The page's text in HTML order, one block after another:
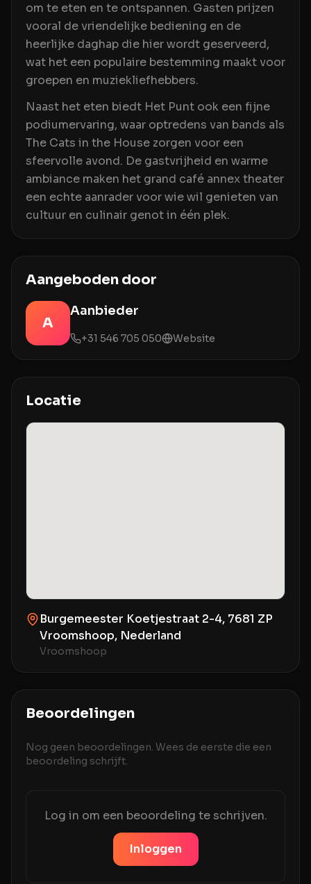
om te eten en te ontspannen. Gasten prijzen
vooral de vriendelijke bediening en de
heerlijke daghap die hier wordt geserveerd,
wat het een populaire bestemming maakt voor
groepen en muziekliefhebbers.
Naast het eten biedt Het Punt ook een fijne
podiumervaring, waar optredens van bands als
The Cats in the House zorgen voor een
sfeervolle avond. De gastvrijheid en warme
ambiance maken het grand café annex theater
een echte aanrader voor wie wil genieten van
cultuur en culinair genot in één plek.
Aangeboden door
A
Aanbieder
+31 546 705 050 Website
Locatie
Burgemeester Koetjestraat 2-4, 7681 ZP
Vroomshoop, Nederland
Vroomshoop
Beoordelingen
Nog geen beoordelingen. Wees de eerste die een
beoordeling schrijft.
Log in om een beoordeling te schrijven.
Inloggen